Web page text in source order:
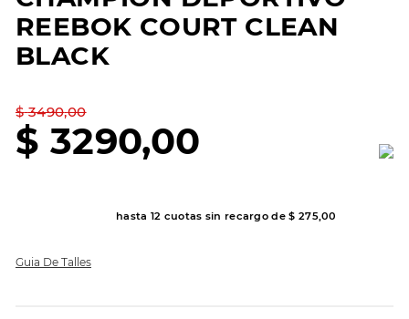
REEBOK COURT CLEAN
BLACK
$ 3490,00
$ 3290,00
hasta 12 cuotas sin recargo de$ 275,00
Guia De Talles
3 .
skechers slip-ins